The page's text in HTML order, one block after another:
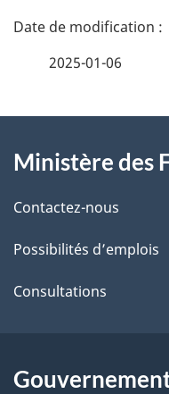
D
i
l
s
d
l
2025-01-06
propos
de
ce
site
Ministère des
Contactez-nous
Possibilités d’emplois
Consultations